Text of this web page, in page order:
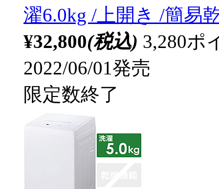
濯6.0kg /上開き /簡易
¥32,800(税込) 3,280ポ
2022/06/01発売
限定数終了